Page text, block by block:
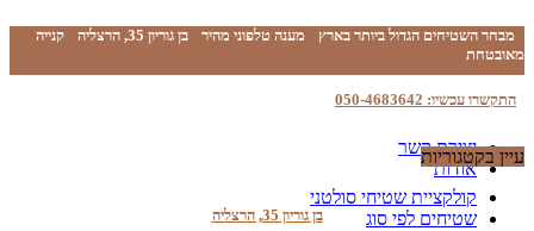
מבחר השטיחים הגדול ביותר בארץ מענה טלפוני מהיר בן גוריון 35, הרצליה
קנייה
מאובטחת
התקשרו עכשיו: 050-4683642
יצירת קשר
אודות
בן גוריון 35, הרצליה
עיין בקטגוריות
קולקציית שטיחי סולטני
שטיחים לפי סוג